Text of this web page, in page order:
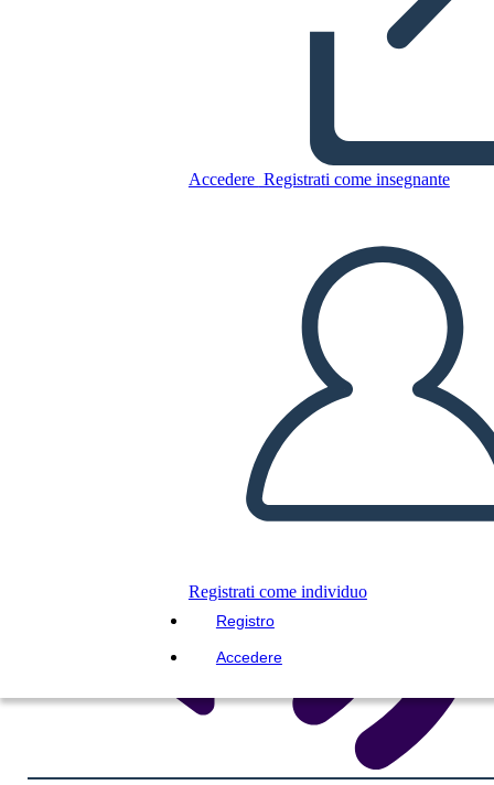
Accedere Registrati come insegnante
Registrati come individuo
Registro
Accedere
RIPRODURRE LA PRESENTAZIONE
LEGGIMI